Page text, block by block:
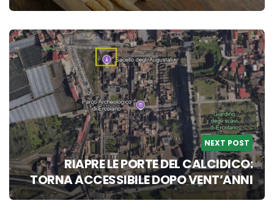
NEXT POST
RIAPRE LE PORTE DEL CALCIDICO:
TORNA ACCESSIBILE DOPO VENT’ANNI